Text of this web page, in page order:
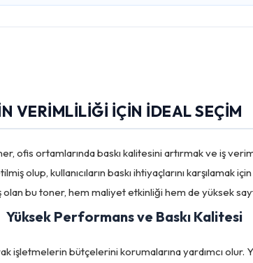
VERIMLILIĞI İÇIN İDEAL SEÇIM
ofis ortamlarında baskı kalitesini artırmak ve iş
olup, kullanıcıların baskı ihtiyaçlarını karşılamak
bu toner, hem maliyet etkinliği hem de yüksek
Yüksek Performans ve Baskı Kalitesi
işletmelerin bütçelerini korumalarına yardımcı